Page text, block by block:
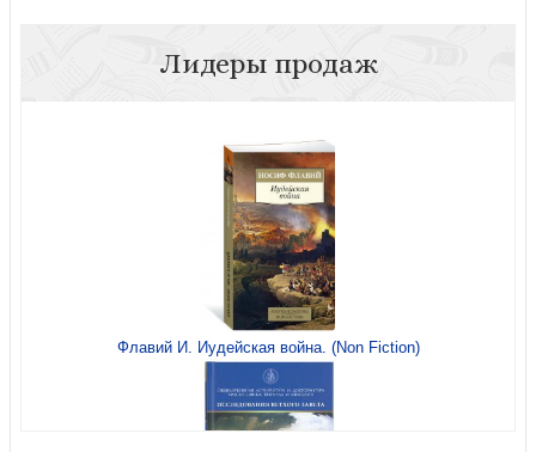
воскресный день года
Толковый Апокалипсис. Откровение святого Иоанна
Богослова и самые авторитетные толкования
Лидеры продаж
Флавий И. Иудейская война. (Non Fiction)